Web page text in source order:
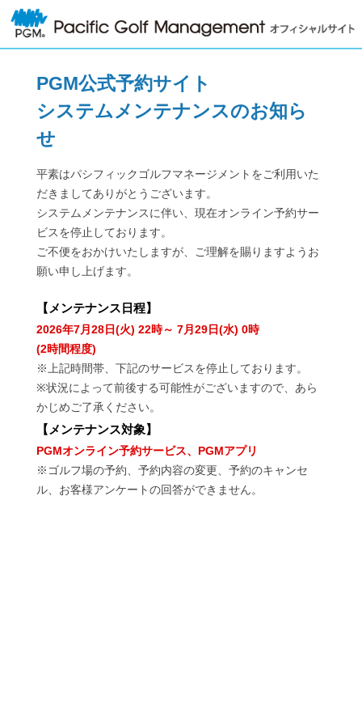
PGM公式予約サイト
システムメンテナンスのお知ら
せ
平素はパシフィックゴルフマネージメントをご利用いた
だきましてありがとうございます。
システムメンテナンスに伴い、現在オンライン予約サー
ビスを停止しております。
ご不便をおかけいたしますが、ご理解を賜りますようお
願い申し上げます。
【 メンテナンス日程】
2026年7月28日(火) 22時～ 7月29日(水) 0時
(2時間程度)
※上記時間帯、下記のサービスを停止しております。
※状況によって前後する可能性がございますので、あら
かじめご了承ください。
【メンテナンス対象】
PGMオンライン予約サービス、PGMアプリ
※ゴルフ場の予約、予約内容の変更、予約のキャンセ
ル、お客様アンケートの回答ができません。